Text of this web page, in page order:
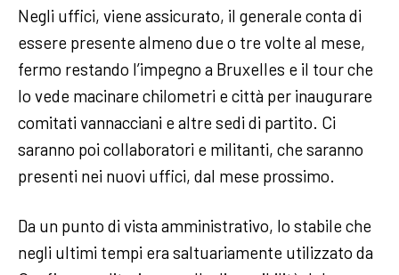
Negli uffici, viene assicurato, il generale conta di
essere presente almeno due o tre volte al mese,
fermo restando l’impegno a Bruxelles e il tour che
lo vede macinare chilometri e città per inaugurare
comitati vannacciani e altre sedi di partito. Ci
saranno poi collaboratori e militanti, che saranno
presenti nei nuovi uffici, dal mese prossimo.
Da un punto di vista amministrativo, lo stabile che
negli ultimi tempi era saltuariamente utilizzato da